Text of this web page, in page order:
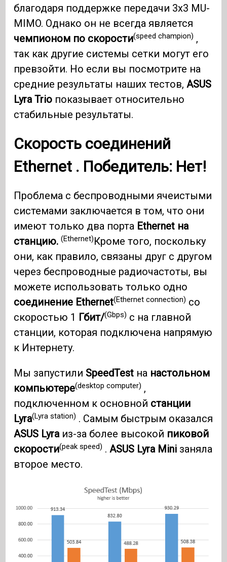
благодаря поддержке передачи 3x3 MU-
MIMO. Однако он не всегда является
чемпионом по скорости(speed champion) ,
так как другие системы сетки могут его
превзойти. Но если вы посмотрите на
средние результаты наших тестов,ASUS
Lyra Trio показывает относительно
стабильные результаты.
Скорость соединений
Ethernet . Победитель: Нет!
Проблема с беспроводными ячеистыми
системами заключается в том, что они
имеют только два порта Ethernet на
станцию.(Ethernet) Кроме того, поскольку
они, как правило, связаны друг с другом
через беспроводные радиочастоты, вы
можете использовать только одно
соединение Ethernet(Ethernet connection) со
скоростью 1 Гбит/(Gbps) с на главной
станции, которая подключена напрямую
к Интернету.
Мы запустили SpeedTest на настольном
компьютере(desktop computer) ,
подключенном к основной станции
Lyra(Lyra station) . Самым быстрым оказался
ASUS Lyraиз-за более высокой пиковой
скорости(peak speed) .ASUS Lyra Mini заняла
второе место.